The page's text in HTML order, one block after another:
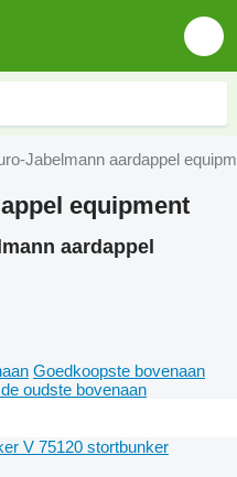
Jabelmann aardappel
equipment
aardappel
Goedkoopste bovenaan
oudste bovenaan